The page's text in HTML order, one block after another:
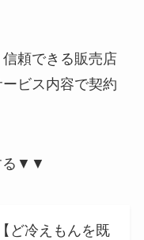
頼できる販売店
ビス内容で契約
る▼▼
【ど冷えもんを既